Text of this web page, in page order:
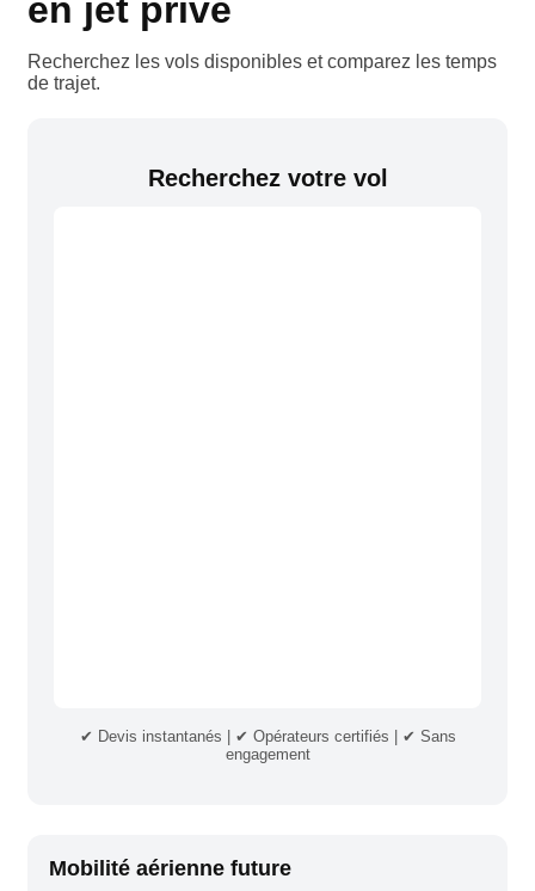
en jet privé
Recherchez les vols disponibles et comparez les temps
de trajet.
Recherchez votre vol
✔ Devis instantanés | ✔ Opérateurs certifiés | ✔ Sans
engagement
Mobilité aérienne future